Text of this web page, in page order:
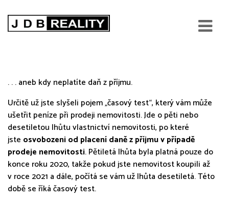
Časový test při prodeji
. . . aneb kdy neplatíte daň z příjmu.
Určitě už jste slyšeli pojem „časový test“, který vám může
ušetřit peníze při prodeji nemovitosti. Jde o pěti nebo
desetiletou lhůtu vlastnictví nemovitosti, po které
jste osvobozeni od placení daně z příjmu v případě
prodeje nemovitosti. Pětiletá lhůta byla platná pouze do
konce roku 2020, takže pokud jste nemovitost koupili až
v roce 2021 a dále, počítá se vám už lhůta desetiletá. Této
době se říká časový test.